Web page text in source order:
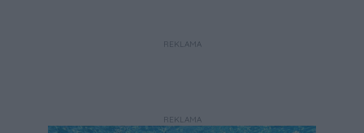
REKLAMA
REKLAMA